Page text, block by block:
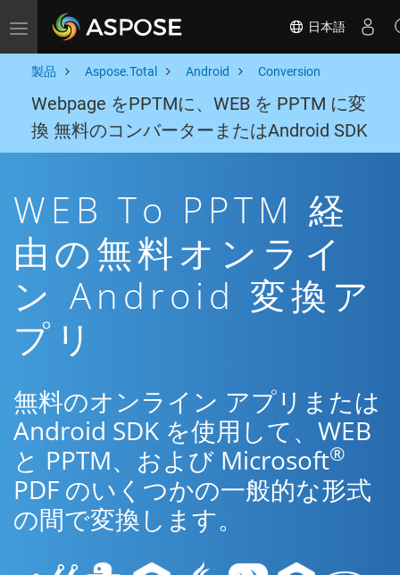
Toggle navigation 日本語
製品 Aspose.Total Android Conversion
Webpage をPPTMに、WEB を PPTM に変
換 無料のコンバーターまたはAndroid SDK
WEB To PPTM 経
由の無料オンライ
ン Android 変換ア
プリ
無料のオンライン アプリまたは
Android SDK を使用して、WEB
と PPTM、および Microsoft®
PDF のいくつかの一般的な形式
の間で変換します。